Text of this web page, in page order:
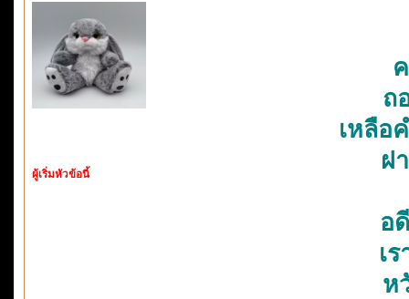
ผู้เริ่มหัวข้อนี้
ถ
เหลือ
ฝ
อ
เ
ห